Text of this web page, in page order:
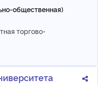
общественная)
торгово-